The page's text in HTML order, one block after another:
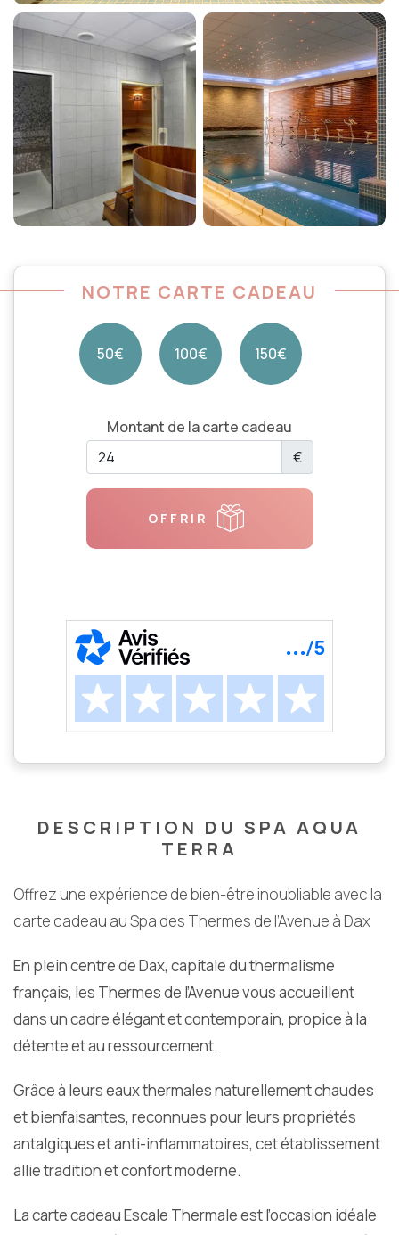
NOTRE CARTE CADEAU
50€ 100€ 150€
Montant de la carte cadeau
€
OFFRIR
DESCRIPTION DU SPA AQUA
TERRA
Offrez une expérience de bien-être inoubliable avec la
carte cadeau au Spa des Thermes de l’Avenue à Dax
En plein centre de Dax, capitale du thermalisme
français, les Thermes de l’Avenue vous accueillent
dans un cadre élégant et contemporain, propice à la
détente et au ressourcement.
Grâce à leurs eaux thermales naturellement chaudes
et bienfaisantes, reconnues pour leurs propriétés
antalgiques et anti-inflammatoires, cet établissement
allie tradition et confort moderne.
La carte cadeau Escale Thermale est l’occasion idéale